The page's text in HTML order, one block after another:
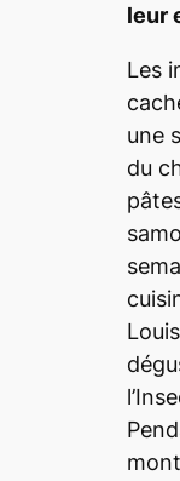
leur
Les
une
du